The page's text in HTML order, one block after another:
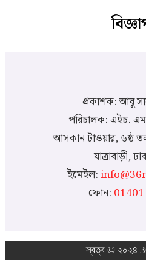
প্রকাশক: আবু
পরিচালক: এইচ.
আসকান টাওয়ার, ৬ষ্ঠ
যাত্রাবাড়ী,
ইমেইল:
ফোন:
স্বত্ব © ২০২৪